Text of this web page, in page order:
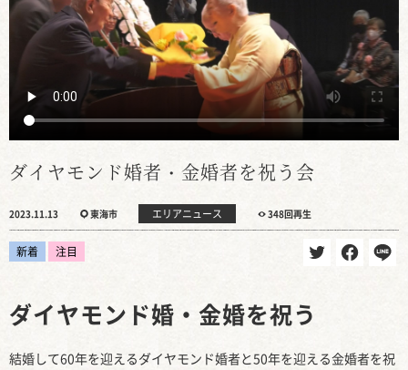
ダイヤモンド婚者・金婚者を祝う会
2023.11.13 東海市 エリアニュース 348回再生
新着 注目
ダイヤモンド婚・金婚を祝う
結婚して60年を迎えるダイヤモンド婚者と50年を迎える金婚者を祝